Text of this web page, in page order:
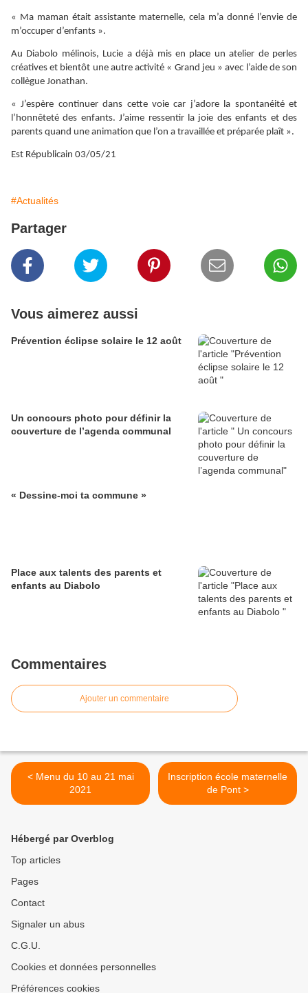
« Ma maman était assistante maternelle, cela m’a donné l’envie de
m’occuper d’enfants ».
Au Diabolo mélinois, Lucie a déjà mis en place un atelier de perles
créatives et bientôt une autre activité « Grand jeu » avec l’aide de son
collègue Jonathan.
« J’espère continuer dans cette voie car j’adore la spontanéité et
l’honnêteté des enfants. J’aime ressentir la joie des enfants et des
parents quand une animation que l’on a travaillée et préparée plaît ».
Est Républicain 03/05/21
#Actualités
Partager
Vous aimerez aussi
Prévention éclipse solaire le 12 août
Un concours photo pour définir la
couverture de l’agenda communal
« Dessine-moi ta commune »
Place aux talents des parents et
enfants au Diabolo
Commentaires
Ajouter un commentaire
< Menu du 10 au 21 mai
2021
Inscription école maternelle
de Pont >
Hébergé par Overblog
Top articles
Pages
Contact
Signaler un abus
C.G.U.
Cookies et données personnelles
Préférences cookies